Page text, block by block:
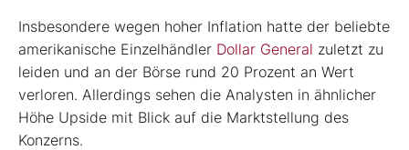
Insbesondere wegen hoher Inflation hatte der beliebte
amerikanische Einzelhändler Dollar General zuletzt zu
leiden und an der Börse rund 20 Prozent an Wert
verloren. Allerdings sehen die Analysten in ähnlicher
Höhe Upside mit Blick auf die Marktstellung des
Konzerns.